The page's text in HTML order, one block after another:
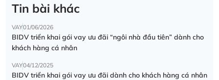
Tin bài khác
VAY01/06/2026
BIDV triển khai gói vay ưu đãi “ngôi nhà đầu tiên” dành cho
khách hàng cá nhân
VAY04/12/2025
BIDV triển khai gói vay ưu đãi dành cho khách hàng cá nhân